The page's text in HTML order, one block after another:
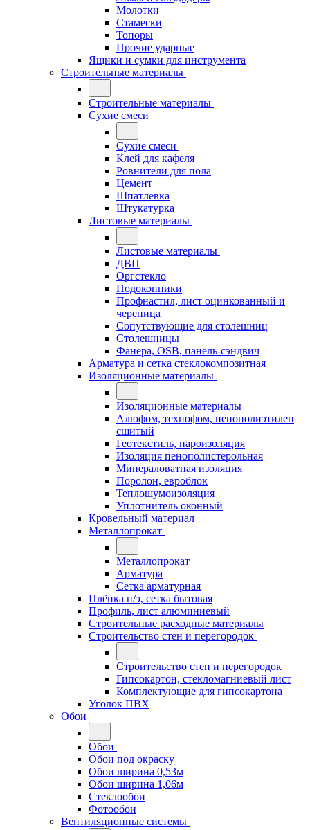
Молотки
Стамески
Топоры
Прочие ударные
Ящики и сумки для инструмента
Строительные материалы
Строительные материалы
Сухие смеси
Сухие смеси
Клей для кафеля
Ровнители для пола
Цемент
Шпатлевка
Штукатурка
Листовые материалы
Листовые материалы
ДВП
Оргстекло
Подоконники
Профнастил, лист оцинкованный и
черепица
Сопутствующие для столешниц
Столешницы
Фанера, OSB, панель-сэндвич
Арматура и сетка стеклокомпозитная
Изоляционные материалы
Изоляционные материалы
Алюфом, технофом, пенополиэтилен
сшитый
Геотекстиль, пароизоляция
Изоляция пенополистерольная
Минераловатная изоляция
Поролон, евроблок
Теплошумоизоляция
Уплотнитель оконный
Кровельный материал
Металлопрокат
Металлопрокат
Арматура
Сетка арматурная
Плёнка п/э, сетка бытовая
Профиль, лист алюминиевый
Строительные расходные материалы
Строительство стен и перегородок
Строительство стен и перегородок
Гипсокартон, стекломагниевый лист
Комплектующие для гипсокартона
Уголок ПВХ
Обои
Обои
Обои под окраску
Обои ширина 0,53м
Обои ширина 1,06м
Стеклообои
Фотообои
Вентиляционные системы